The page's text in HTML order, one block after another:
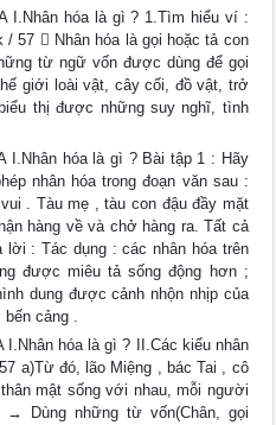
I.Nhân hóa là gì ? 1.Tìm hiểu ví :
57  Nhân hóa là gọi hoặc tả con
từ ngữ vốn được dùng để gọi
giới loài vật, cây cối, đồ vật, trở
thị được những suy nghĩ, tình
I.Nhân hóa là gì ? Bài tập 1 : Hãy
nhân hóa trong đoạn văn sau :
. Tàu mẹ , tàu con đậu đầy mặt
hàng về và chở hàng ra. Tất cả
lời : Tác dụng : các nhân hóa trên
được miêu tả sống động hơn ;
dung được cảnh nhộn nhịp của
cảng .
I.Nhân hóa là gì ? II.Các kiểu nhân
a)Từ đó, lão Miệng , bác Tai , cô
mật sống với nhau, mỗi người
Dùng những từ vốn(Chân, gọi